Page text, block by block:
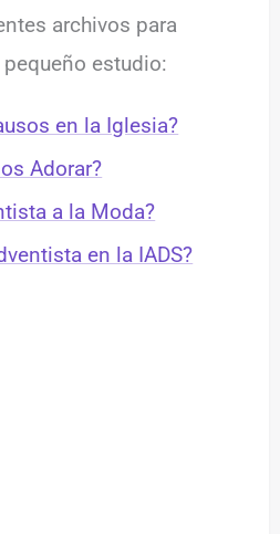
archivos para
estudio:
en la Iglesia?
Adorar?
a la Moda?
en la IADS?